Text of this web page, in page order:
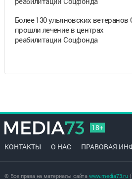
Более 130 ульяновских
прошли лечение в центрах
реабилитации Соцфонда
18+
КОНТАКТЫ О НАС ПРАВОВАЯ
© Все права на материалы сайта www.media73.ru